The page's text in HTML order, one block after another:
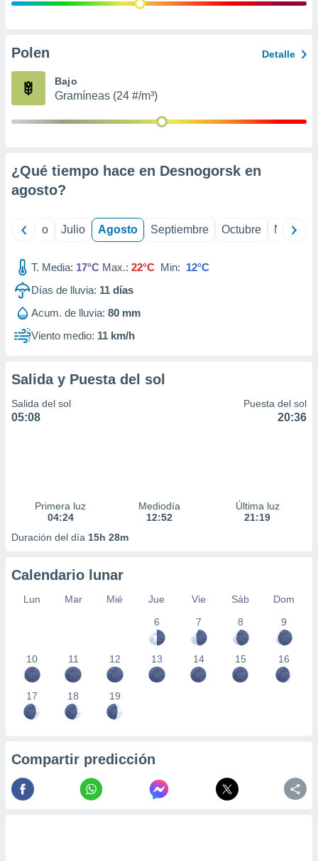
publicidad
de
Polen Detalle
Bajo
Gramíneas (24 #/m³)
¿Qué tiempo hace en Desnogorsk en
agosto?
Junio Julio Agosto Septiembre Octubre
T. Media: 17°C Max.: 22°C Min: 12°C
Días de lluvia: 11 días
Acum. de lluvia: 80 mm
Viento medio: 11 km/h
Salida y Puesta del sol
Salida del sol
05:08
Puesta del sol
20:36
Primera luz
04:24
Mediodía
12:52
Última luz
21:19
Duración del día 15h 28m
Calendario lunar
Lun Mar Mié Jue Vie Sáb
Dom
6
7 8 9
10 11 12 13 14 15 16
17 18 19
Compartir predicción